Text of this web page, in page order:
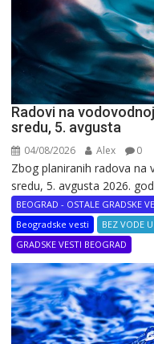
Radovi na
sredu, 5. avgusta
04/08/2026 Alex 0
Zbog planiranih radova na
sredu, 5. avgusta 2026.
BEOGRAD - OSTALE GRADSKE
Beogradske vesti
BEZ VODE
GRADSKE VESTI BEOGRAD